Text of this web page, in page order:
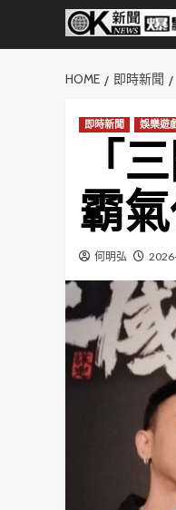
HOME 即時新聞
即時新聞 娛樂遊
「
霸
何明弘